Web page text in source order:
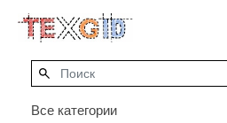
Все категории